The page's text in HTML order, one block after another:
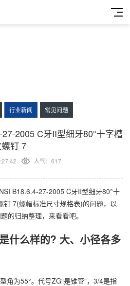
行业新闻 常见问题
2005 C牙II型细牙80°十字槽
钉 7
人气： 617
B18.6.4-27-2005 C牙II型细牙80°十
钉 7(螺帽标准尺寸规格表)的问题，以
的归纳整理，来看看吧。
什么样的? 大、小径各多
角为55°。代号ZG“是锥管”，3/4是指